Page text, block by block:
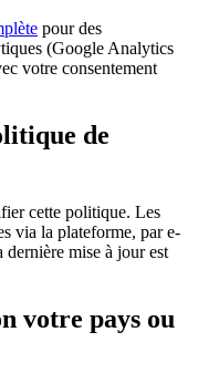
pour des
(Google Analytics
votre consentement
de
cette politique. Les
via la plateforme, par e-
mise à jour est
votre pays ou